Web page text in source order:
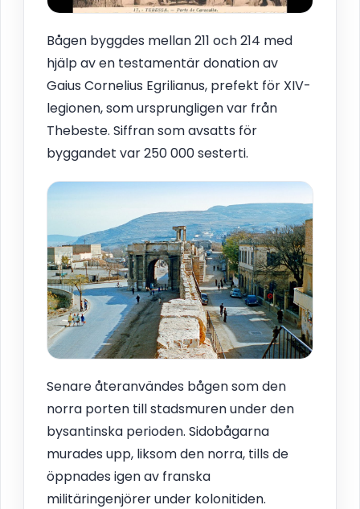
Bågen byggdes mellan 211 och 214 med
hjälp av en testamentär donation av
Gaius Cornelius Egrilianus, prefekt för XIV-
legionen, som ursprungligen var från
Thebeste. Siffran som avsatts för
byggandet var 250 000 sesterti.
Senare återanvändes bågen som den
norra porten till stadsmuren under den
bysantinska perioden. Sidobågarna
murades upp, liksom den norra, tills de
öppnades igen av franska
militäringenjörer under kolonitiden.